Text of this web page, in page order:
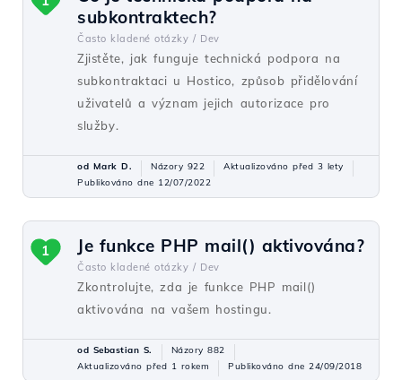
subkontraktech?
Často kladené otázky / Dev
Zjistěte, jak funguje technická podpora na
subkontraktaci u Hostico, způsob přidělování
uživatelů a význam jejich autorizace pro
služby.
od Mark D. Názory 922
Aktualizováno před 3 lety
Publikováno dne 12/07/2022
Je funkce PHP mail() aktivována?
Často kladené otázky / Dev
Zkontrolujte, zda je funkce PHP mail()
aktivována na vašem hostingu.
1
od Sebastian S.
Názory 882
Aktualizováno před 1 rokem
Publikováno dne 24/09/2018